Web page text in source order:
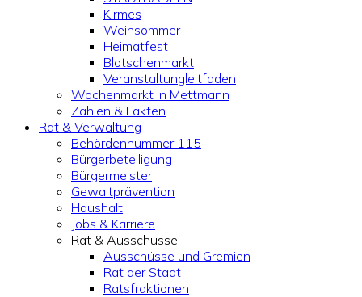
Kirmes
Weinsommer
Heimatfest
Blotschenmarkt
Veranstaltungleitfaden
Wochenmarkt in Mettmann
Zahlen & Fakten
Rat & Verwaltung
Behördennummer 115
Bürgerbeteiligung
Bürgermeister
Gewaltprävention
Haushalt
Jobs & Karriere
Rat & Ausschüsse
Ausschüsse und Gremien
Rat der Stadt
Ratsfraktionen